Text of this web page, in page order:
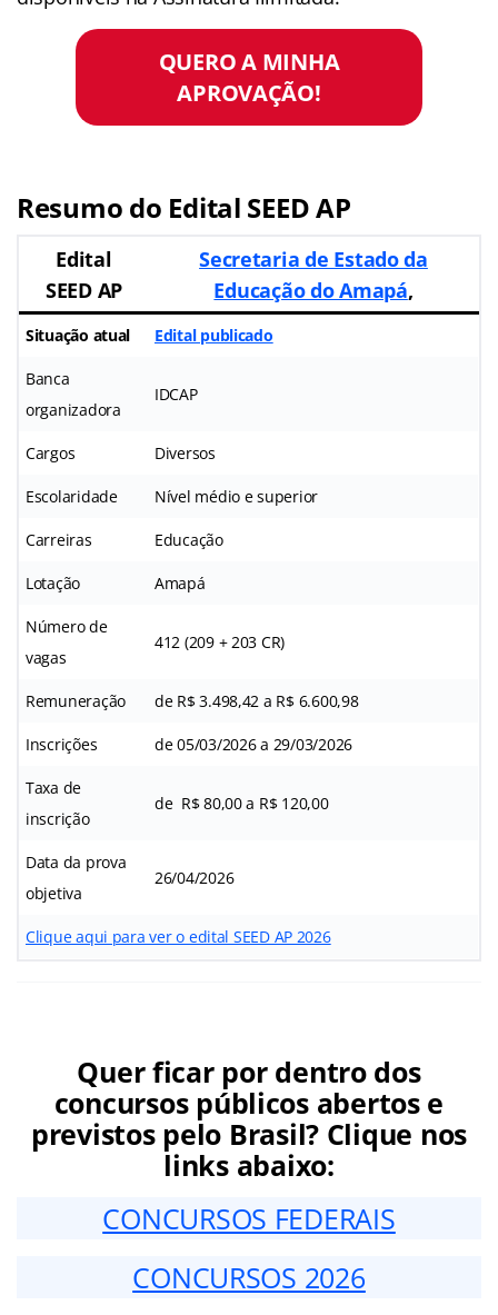
QUERO A MINHA
APROVAÇÃO!
Resumo do Edital SEED AP
Edital
SEED AP
Secretaria de Estado da
Educação do Amapá,
Situação atual Edital publicado
Banca
organizadora
IDCAP
Cargos Diversos
Escolaridade Nível médio e superior
Carreiras Educação
Lotação Amapá
Número de
vagas
412 (209 + 203 CR)
Remuneração de R$ 3.498,42 a R$ 6.600,98
Inscrições de 05/03/2026 a 29/03/2026
Taxa de
inscrição
de R$ 80,00 a R$ 120,00
Data da prova
objetiva
26/04/2026
Clique aqui para ver o edital SEED AP 2026
Quer ficar por dentro dos
concursos públicos abertos e
previstos pelo Brasil? Clique nos
links abaixo:
CONCURSOS FEDERAIS
CONCURSOS 2026